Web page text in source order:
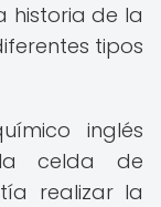
historia de la
tipos
inglés
la celda de
realizar la